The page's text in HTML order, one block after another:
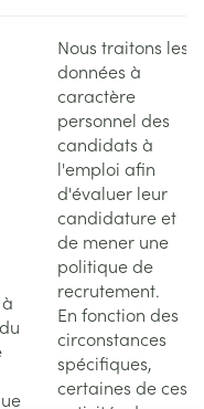
Nous traitons les
données à
caractère
personnel des
candidats à
l'emploi afin
d'évaluer leur
candidature et
de mener une
politique de
recrutement.
En fonction des
circonstances
spécifiques,
certaines de ces